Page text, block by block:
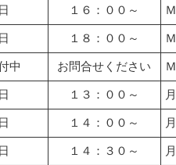
１６：００～
１８：００～
中 お問合せください
１３：００～
１４：００～
１４：３０～